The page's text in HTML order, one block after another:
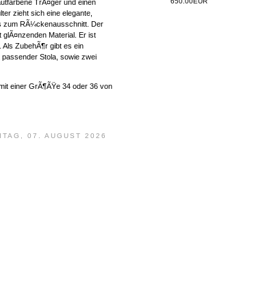
TrÃ¤ger und einen
zieht sich eine elegante,
zum RÃ¼ckenausschnitt. Der
Material. Er ist
ZubehÃ¶r gibt es ein
Stola, sowie zwei
einer GrÃ¶ÃŸe 34 oder 36 von
07. AUGUST 2026